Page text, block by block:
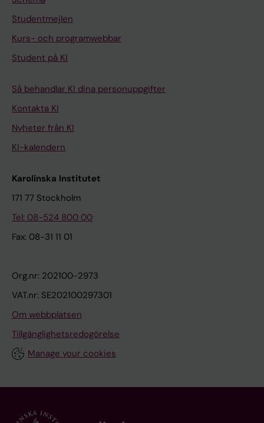
Studentmejlen
Kurs- och programwebbar
Student på KI
Så behandlar KI dina personuppgifter
Kontakta KI
Nyheter från KI
KI-kalendern
Karolinska Institutet
171 77 Stockholm
Tel: 08-524 800 00
Fax: 08-31 11 01
Org.nr: 202100-2973
VAT.nr: SE202100297301
Om webbplatsen
Tillgänglighetsredogörelse
Manage your cookies